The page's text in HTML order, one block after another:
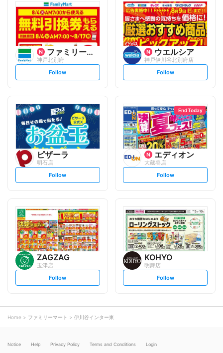
ファミリーマート
神戸北別府
s
l
o
w
Follow
ウエルシア
神戸伊川谷北別府店
s
l
o
w
Follow
ピザーラ
明石店
s
l
o
w
Follow
End Today
エディオン
大蔵谷店
s
l
o
w
Follow
ZAGZAG
玉津店
s
l
o
Follow
KOHYO
明舞店
s
l
Follow
Home ファミリーマート 伊川谷インター東
Notice Help Privacy Policy Terms and Conditions Login